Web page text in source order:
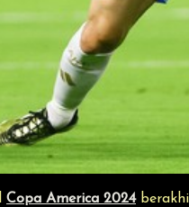
Copa America 2024